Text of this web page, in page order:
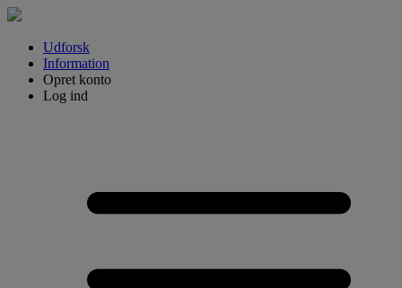
Udforsk
Information
Opret konto
Log ind